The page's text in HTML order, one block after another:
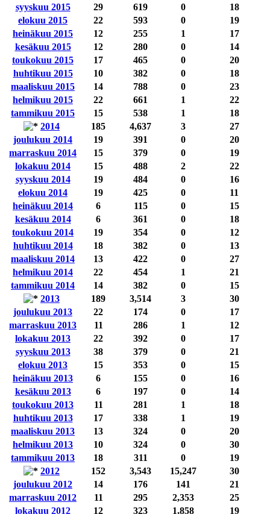
syyskuu 2015
29 619 0
18
elokuu 2015
22 593 0
19
heinäkuu 2015
12 255 1
17
kesäkuu 2015
12 280 0
14
toukokuu 2015
17 465 0
20
huhtikuu 2015
10 382 0
18
maaliskuu 2015
14 788 0
23
helmikuu 2015
22 661 1
22
tammikuu 2015
15 538 1
18
2014
185 4,637 3
27
joulukuu 2014
19 391 0
20
marraskuu 2014
15 379 0
19
lokakuu 2014
15 488 2
22
syyskuu 2014
19 484 0
16
elokuu 2014
19 425 0
11
heinäkuu 2014
6 115 0
15
kesäkuu 2014
6 361 0
18
toukokuu 2014
19 354 0
12
huhtikuu 2014
18 382 0
13
maaliskuu 2014
13 422 0
27
helmikuu 2014
22 454 1
21
tammikuu 2014
14 382 0
15
2013
189 3,514 3
30
joulukuu 2013
22 174 0
17
marraskuu 2013
11 286 1
12
lokakuu 2013
22 392 0
17
syyskuu 2013
38 379 0
21
elokuu 2013
15 353 0
15
heinäkuu 2013
6 155 0
16
kesäkuu 2013
6 197 0
14
toukokuu 2013
11 281 1
18
huhtikuu 2013
17 338 1
19
maaliskuu 2013
13 324 0
20
helmikuu 2013
10 324 0
30
tammikuu 2013
18 311 0
19
2012
152 3,543 15,247
30
joulukuu 2012
14 176 141
21
marraskuu 2012
11 295 2,353
25
lokakuu 2012
12 323 1,858
19